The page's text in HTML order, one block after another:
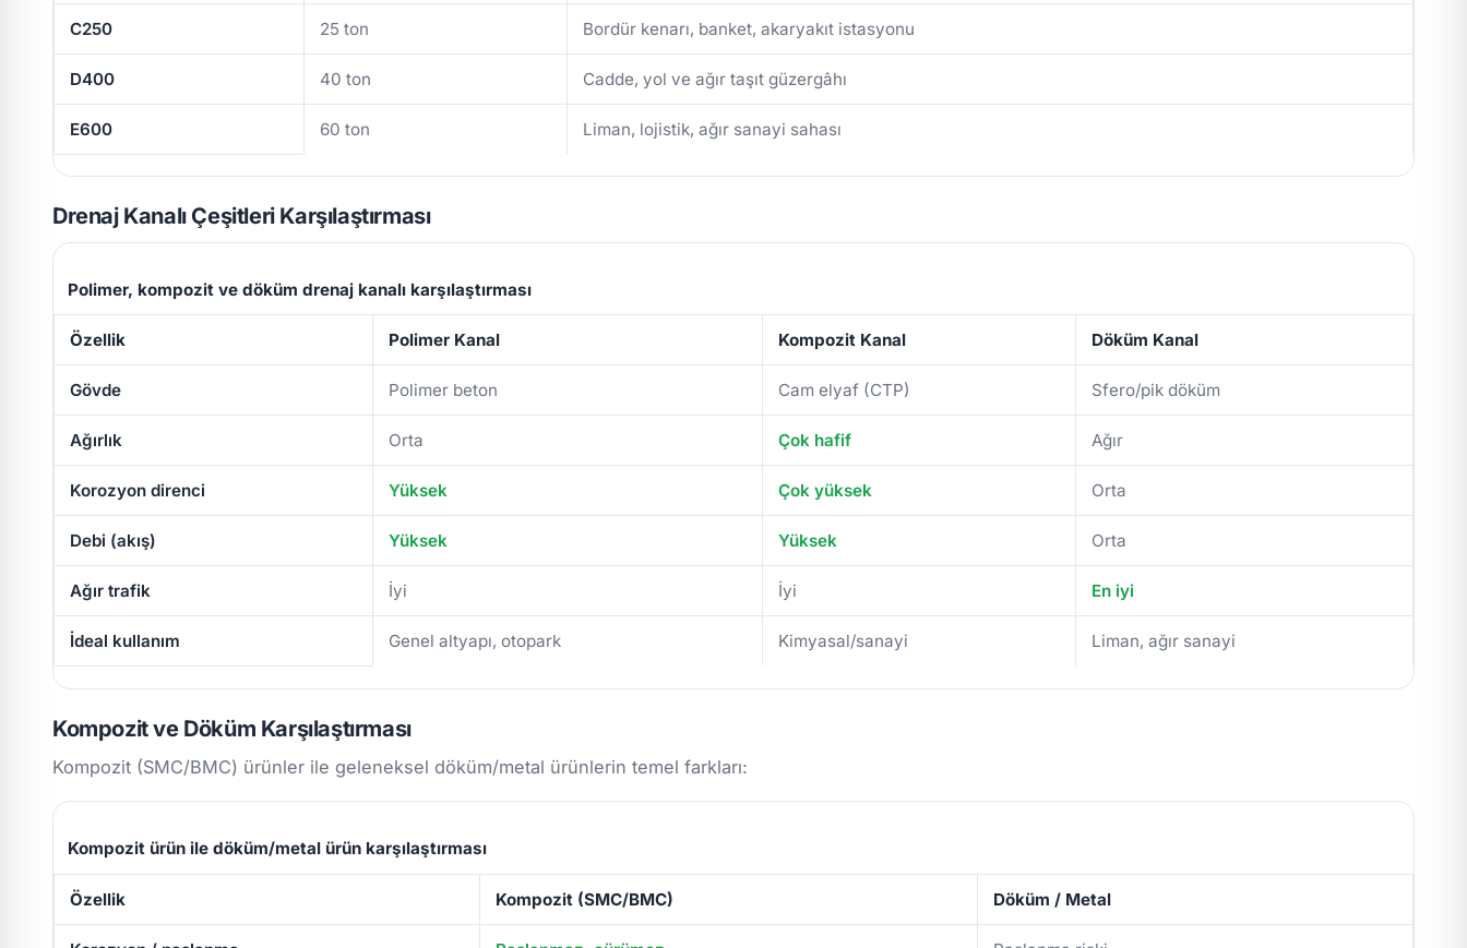
C250 25 ton Bordür kenarı, banket, akaryakıt istasyonu
D400 40 ton Cadde, yol ve ağır taşıt güzergâhı
E600 60 ton Liman, lojistik, ağır sanayi sahası
Drenaj Kanalı Çeşitleri Karşılaştırması
Polimer, kompozit ve döküm drenaj kanalı karşılaştırması
Özellik Polimer Kanal Kompozit Kanal Döküm Kanal
Gövde Polimer beton Cam elyaf (CTP) Sfero/pik döküm
Ağırlık Orta Çok hafif Ağır
Korozyon direnci Yüksek Çok yüksek Orta
Debi (akış) Yüksek Yüksek Orta
Ağır trafik İyi İyi En iyi
İdeal kullanım Genel altyapı, otopark Kimyasal/sanayi Liman, ağır sanayi
Kompozit ve Döküm Karşılaştırması
Kompozit (SMC/BMC) ürünler ile geleneksel döküm/metal ürünlerin temel farkları:
Kompozit ürün ile döküm/metal ürün karşılaştırması
Özellik Kompozit (SMC/BMC) Döküm / Metal